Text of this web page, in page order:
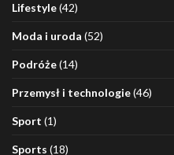
Lifestyle(42)
Moda i uroda (52)
Podróże(14)
Przemysł i technologie(46)
Sport (1)
Sports (18)